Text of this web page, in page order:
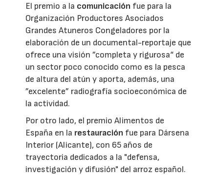
El premio a la comunicación fue para la
Organización Productores Asociados
Grandes Atuneros Congeladores por la
elaboración de un documental-reportaje que
ofrece una visión ”completa y rigurosa“ de
un sector poco conocido como es la pesca
de altura del atún y aporta, además, una
”excelente” radiografía socioeconómica de
la actividad.
Por otro lado, el premio Alimentos de
España en la restauración fue para Dársena
Interior (Alicante), con 65 años de
trayectoria dedicados a la "defensa,
investigación y difusión" del arroz español.